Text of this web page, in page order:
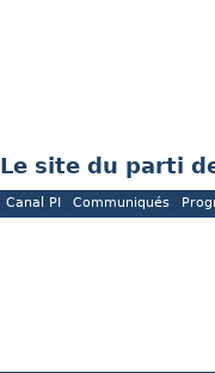
Le site du parti
Canal PI Communiqués